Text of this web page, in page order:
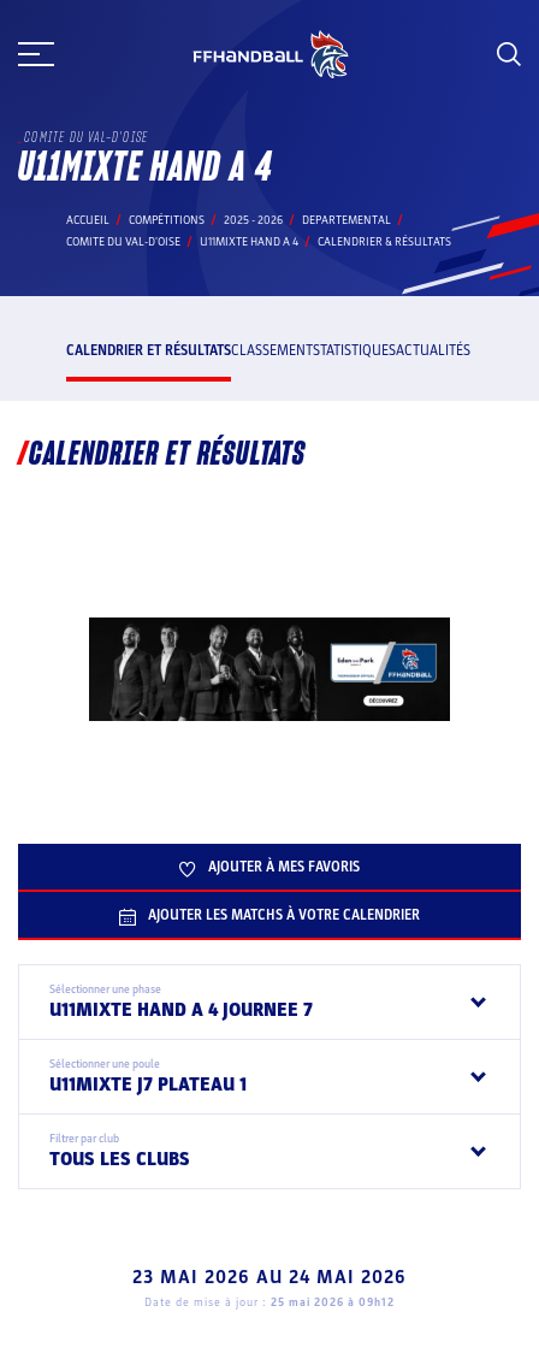
au
COMITE DU VAL-D'OISE
U11MIXTE HAND A 4
ACCUEIL COMPÉTITIONS 2025 - 2026
DEPARTEMENTAL
COMITE DU VAL-D'OISE
U11MIXTE HAND A 4 CALENDRIER & RÉSULTATS
CALENDRIER ET RÉSULTATSCLASSEMENTSTATISTIQUESACTUALITÉS
CALENDRIER ET RÉSULTATS
AJOUTER À MES FAVORIS
AJOUTER LES MATCHS À VOTRE CALENDRIER
Sélectionner une phase
U11MIXTE HAND A 4 JOURNEE 7
Sélectionner une poule
U11MIXTE J7 PLATEAU 1
Filtrer par club
TOUS LES CLUBS
23 MAI 2026 AU 24 MAI 2026
Date de mise à jour : 25 mai 2026 à 09h12